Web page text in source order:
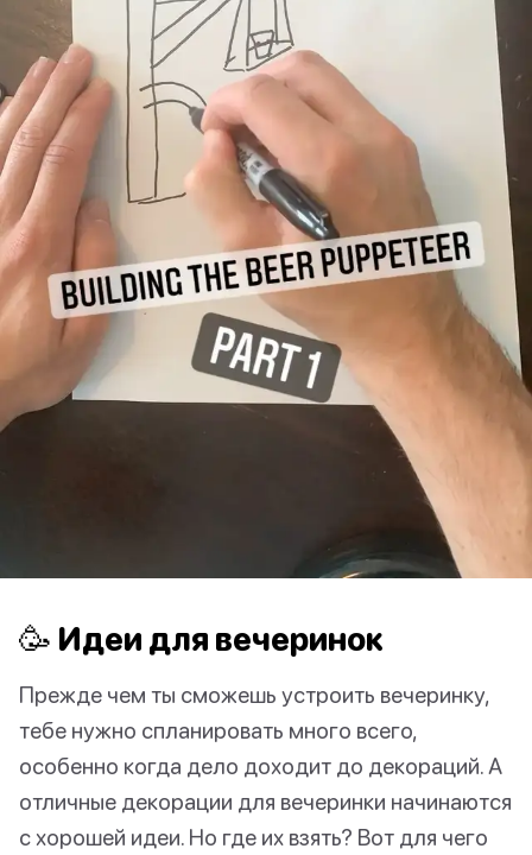
🥳 Идеи для вечеринок
Прежде чем ты сможешь устроить вечеринку,
тебе нужно спланировать много всего,
особенно когда дело доходит до декораций. А
отличные декорации для вечеринки начинаются
с хорошей идеи. Но где их взять? Вот для чего